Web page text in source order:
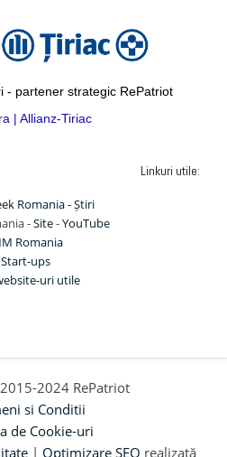
- partener strategic RePatriot
| Allianz-Tiriac
Linkuri utile:
Romania - Știri
-Site-YouTube
Romania
Start-ups
uri utile
2024 RePatriot
si Conditii
de Cookie-uri
| Optimizare SEO realizată